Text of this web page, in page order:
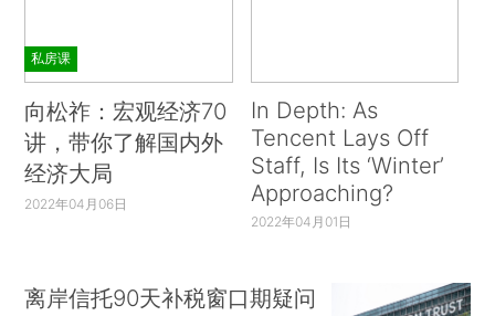
私房课
向松祚：宏观经济70
讲，带你了解国内外
经济大局
2022年04月06日
In Depth: As
Tencent Lays Off
Staff, Is Its ‘Winter’
Approaching?
2022年04月01日
离岸信托90天补税窗口期疑问